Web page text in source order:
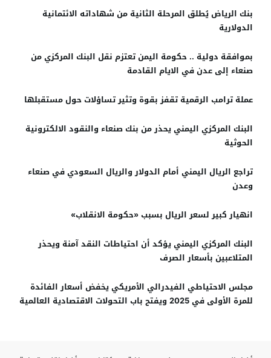
بنك الرياض يُطلق المرحلة الثانية من شهاداته الائتمانية
الدولارية
بموافقة دولية .. حكومة اليمن تعتزم نقل البنك المركزي من
صنعاء إلى عدن في الايام القادمة
عملة ترامب الرقمية تقفز بقوة وتثير تساؤلات حول مستقبلها
البنك المركزي اليمني يحذر من بنك صنعاء والنقود الالكترونية
الحوثية
تراجع الريال اليمني أمام الدولار والريال السعودي في صنعاء
وعدن
انهيار كبير لسعر الريال بسبب «حكومة الانقلاب»
البنك المركزي اليمني يؤكد أن احتياطات النقد آمنة ويحذر
المتلاعبين بأسعار الصرف
مجلس الاحتياطي الفيدرالي الأمريكي يخفض أسعار الفائدة
للمرة الأولى في 2025 ويفتح باب التحولات الاقتصادية العالمية